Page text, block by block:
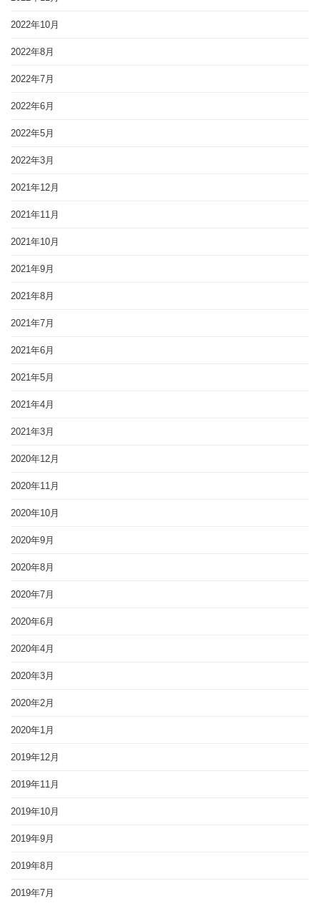
2022年10月
2022年8月
2022年7月
2022年6月
2022年5月
2022年3月
2021年12月
2021年11月
2021年10月
2021年9月
2021年8月
2021年7月
2021年6月
2021年5月
2021年4月
2021年3月
2020年12月
2020年11月
2020年10月
2020年9月
2020年8月
2020年7月
2020年6月
2020年4月
2020年3月
2020年2月
2020年1月
2019年12月
2019年11月
2019年10月
2019年9月
2019年8月
2019年7月